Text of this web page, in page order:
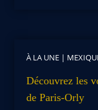
À LA UNE |
Découvrez les
de Paris-Orly